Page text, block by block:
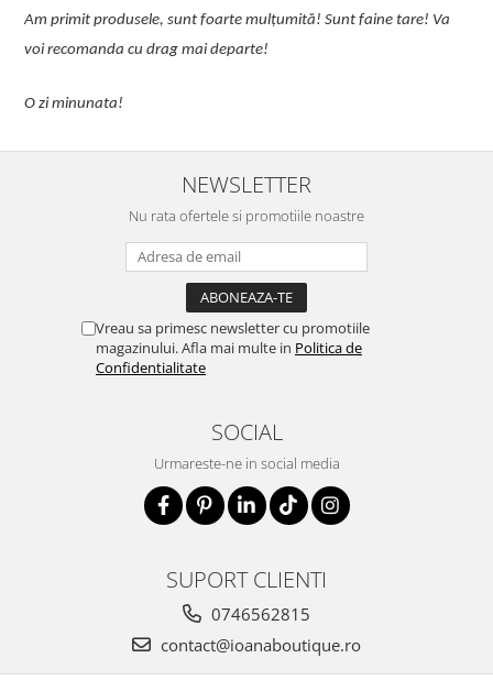
Am primit produsele, sunt foarte mulțumită! Sunt faine tare! Va
voi recomanda cu drag mai departe!
O zi minunata!
NEWSLETTER
Nu rata ofertele si promotiile noastre
Vreau sa primesc newsletter cu promotiile
magazinului. Afla mai multe in Politica de
Confidentialitate
SOCIAL
Urmareste-ne in social media
SUPORT CLIENTI
0746562815
contact@ioanaboutique.ro